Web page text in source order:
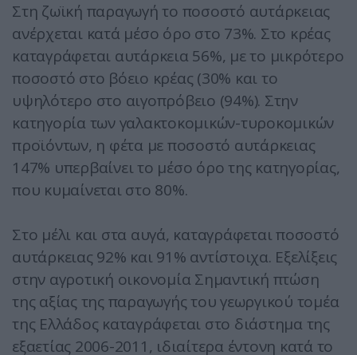
Στη ζωϊκή παραγωγή το ποσοστό αυτάρκειας
ανέρχεται κατά μέσο όρο στο 73%. Στο κρέας
καταγράφεται αυτάρκεια 56%, με το μικρότερο
ποσοστό στο βόειο κρέας (30% και το
υψηλότερο στο αιγοπρόβειο (94%). Στην
κατηγορία των γαλακτοκομικών-τυροκομικών
προϊόντων, η φέτα με ποσοστό αυτάρκειας
147% υπερβαίνει το μέσο όρο της κατηγορίας,
που κυμαίνεται στο 80%.
Στο μέλι και στα αυγά, καταγράφεται ποσοστό
αυτάρκειας 92% και 91% αντίστοιχα. Εξελίξεις
στην αγροτική οικονομία Σημαντική πτώση
της αξίας της παραγωγής του γεωργικού τομέα
της Ελλάδος καταγράφεται στο διάστημα της
εξαετίας 2006-2011, ιδιαίτερα έντονη κατά το